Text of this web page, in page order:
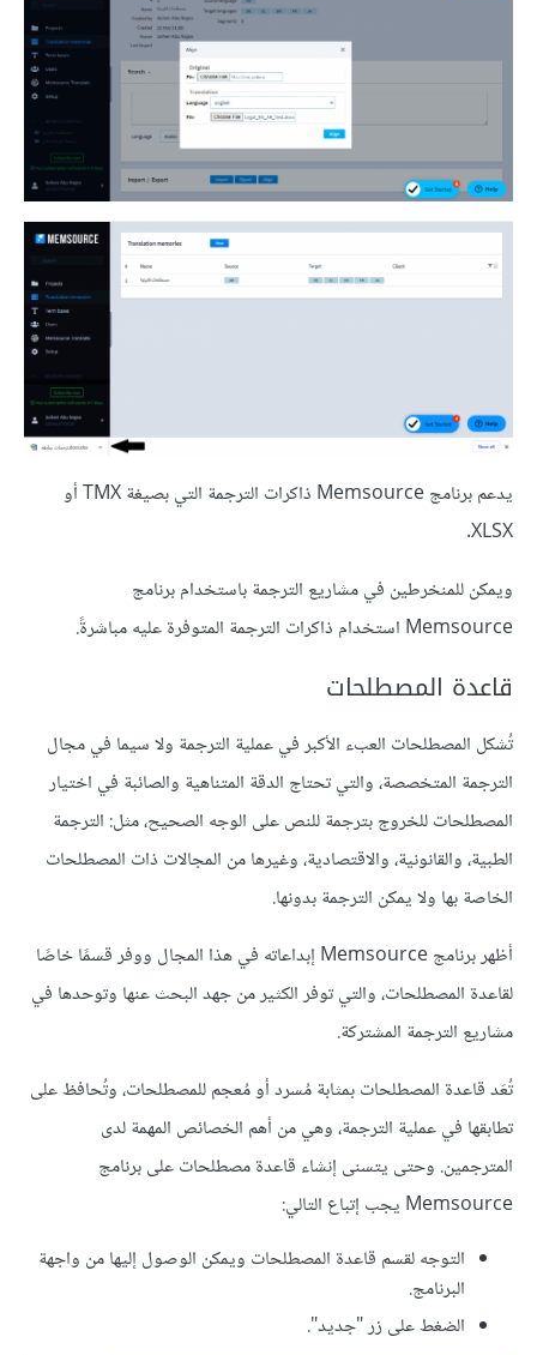
يدعم برنامج Memsource ذاكرات الترجمة التي بصيغة TMX أو
XLSX.
ويمكن للمنخرطين في مشاريع الترجمة باستخدام برنامج
Memsource استخدام ذاكرات الترجمة المتوفرة عليه مباشرةً.
قاعدة المصطلحات
تُشكل المصطلحات العبء الأكبر في عملية الترجمة ولا سيما في مجال
الترجمة المتخصصة، والتي تحتاج الدقة المتناهية والصائبة في اختيار
المصطلحات للخروج بترجمة للنص على الوجه الصحيح، مثل: الترجمة
الطبية، والقانونية، والاقتصادية، وغيرها من المجالات ذات المصطلحات
الخاصة بها ولا يمكن الترجمة بدونها.
أظهر برنامج Memsource إبداعاته في هذا المجال ووفر قسمًا خاصًا
لقاعدة المصطلحات، والتي توفر الكثير من جهد البحث عنها وتوحدها في
مشاريع الترجمة المشتركة.
تُعَد قاعدة المصطلحات بمثابة مُسرد أو مُعجم للمصطلحات، وتُحافظ على
تطابقها في عملية الترجمة، وهي من أهم الخصائص المهمة لدى
المترجمين. وحتى يتسنى إنشاء قاعدة مصطلحات على برنامج
Memsource يجب إتباع التالي:
التوجه لقسم قاعدة المصطلحات ويمكن الوصول إليها من واجهة
البرنامج.
الضغط على زر "جديد".